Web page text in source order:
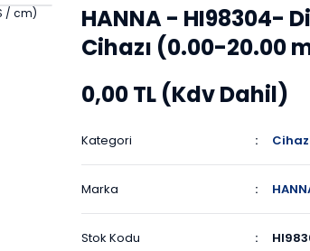
HANNA - HI98304-
Cihazı (0.00-20.00
0,00 TL (Kdv Dahil)
Kategori
Marka
Stok Kodu